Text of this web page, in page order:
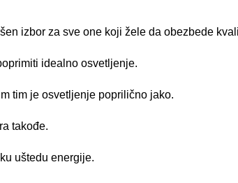
izbor za sve one koji žele da obezbede
idealno osvetljenje.
tim je osvetljenje poprilično jako.
takođe.
uštedu energije.